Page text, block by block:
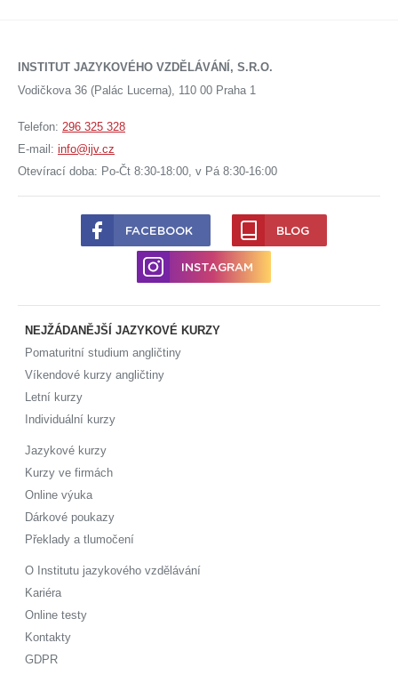
INSTITUT JAZYKOVÉHO VZDĚLÁVÁNÍ, S.R.O.
Vodičkova 36 (Palác Lucerna), 110 00 Praha 1
Telefon: 296 325 328
E-mail: info@ijv.cz
Otevírací doba: Po-Čt 8:30-18:00, v Pá 8:30-16:00
NEJŽÁDANĚJŠÍ JAZYKOVÉ KURZY
Pomaturitní studium angličtiny
Víkendové kurzy angličtiny
Letní kurzy
Individuální kurzy
Jazykové kurzy
Kurzy ve firmách
Online výuka
Dárkové poukazy
Překlady a tlumočení
O Institutu jazykového vzdělávání
Kariéra
Online testy
Kontakty
GDPR
FACEBOOK BLOG
INSTAGRAM